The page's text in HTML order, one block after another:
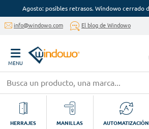
Agosto: posibles retrasos. Windowo cerrado
info@windowo.com El blog de Windowo
MENU
HERRAJES MANILLAS AUTOMATIZACIÓN